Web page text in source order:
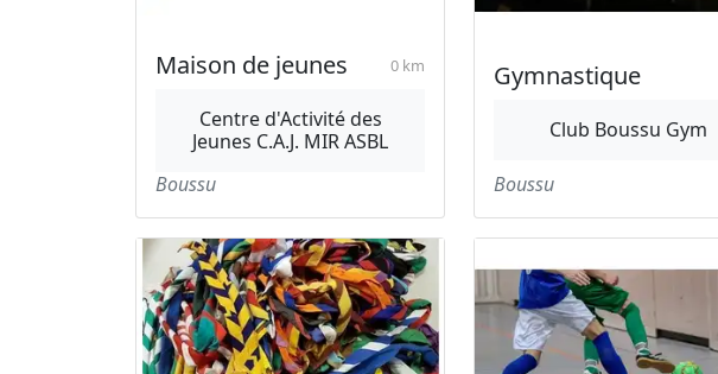
Maison de jeunes 0 km
Centre d'Activité des
Jeunes C.A.J. MIR ASBL
Boussu
Gymnastique
Club Boussu Gym
Boussu